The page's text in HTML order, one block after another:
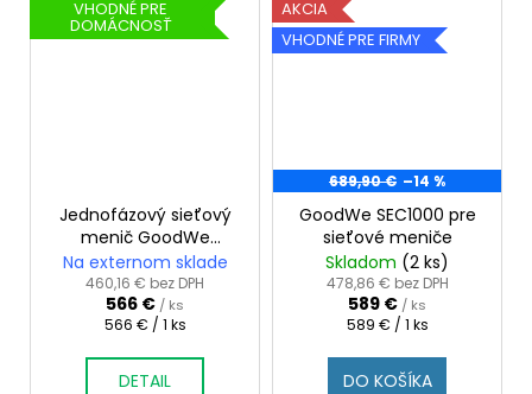
VHODNÉ PRE
DOMÁCNOSŤ
Jednofázový sieťový
menič GoodWe
GW3600D-NS
Na externom sklade
460,16 € bez DPH
566 € / ks
Jednotková
566 € / 1 ks
DETAIL
AKCIA
VHODNÉ PRE FIRMY
689,90 € –14 %
GoodWe SEC1000 pre
sieťové meniče
Skladom (2 ks)
478,86 € bez DPH
589 € / ks
Jednotková
589 € / 1 ks
DO KOŠÍKA